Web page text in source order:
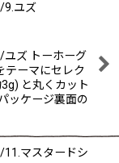
9.ユズ
ユズ トーホーグ
テーマにセレク
と丸くカット
ッケージ裏面の
11.マスタードシ